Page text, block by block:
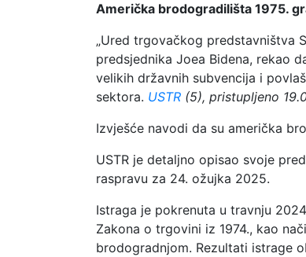
Američka brodogradilišta 1975.
„Ured trgovačkog predstavništva
predsjednika Joea Bidena, rekao
velikih državnih subvencija i
sektora. USTR (5), pristupljeno
Izvješće navodi da su američka
USTR je detaljno opisao svoje
raspravu za 24. ožujka 2025.
Istraga je pokrenuta u travnju
Zakona o trgovini iz 1974., kao
brodogradnjom. Rezultati istrage